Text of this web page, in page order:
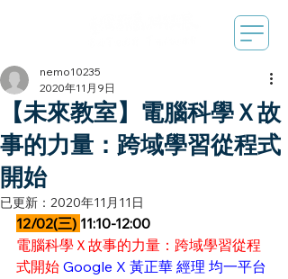
【未來教室】電腦科學Ｘ故
事的力量：跨域學習從程式
開始
nemo10235
2020年11月9日
已更新： 2020年11月11日
12/02(三) 11:10-12:00
電腦科學Ｘ故事的力量：跨域學習從程
式開始 Google X 黃正華 經理 均一平台